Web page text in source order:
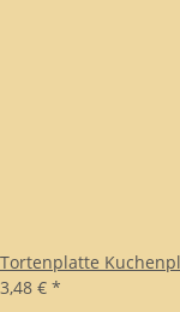
Tortenplatte
3,48 € *